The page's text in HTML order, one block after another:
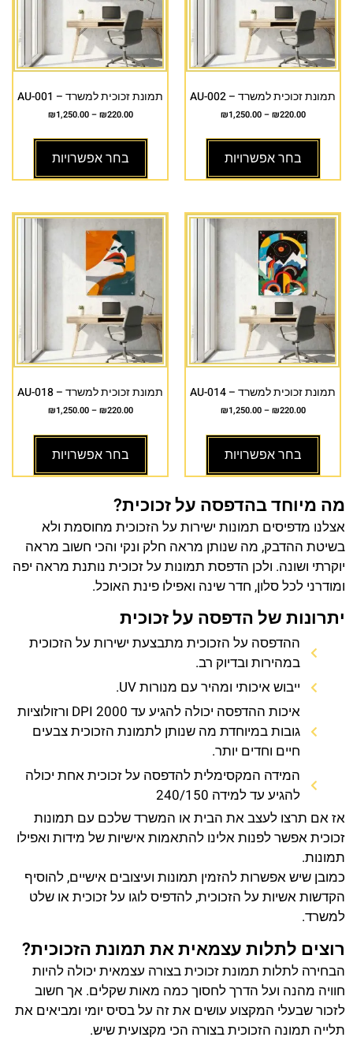
תמונת זכוכית למשרד – AU-002
₪220.00
–
₪1,250.00
בחר אפשרויות
תמונת זכוכית למשרד – AU-001
₪220.00
–
₪1,250.00
בחר אפשרויות
תמונת זכוכית למשרד – AU-014
₪220.00
–
₪1,250.00
בחר אפשרויות
תמונת זכוכית למשרד – AU-018
₪220.00
–
₪1,250.00
בחר אפשרויות
מה מיוחד בהדפסה על זכוכית?
אצלנו מדפיסים תמונות ישירות על הזכוכית מחוסמת ולא
בשיטת ההדבק, מה שנותן מראה חלק ונקי והכי חשוב מראה
יוקרתי ושונה. ולכן הדפסת תמונות על זכוכית נותנת מראה יפה
ומודרני לכל סלון, חדר שינה ואפילו פינת האוכל.
יתרונות של הדפסה על זכוכית
ההדפסה על הזכוכית מתבצעת ישירות על הזכוכית
במהירות ובדיוק רב.
ייבוש איכותי ומהיר עם מנורות UV.
איכות ההדפסה יכולה להגיע עד 2000 DPI ורזולוציות
גובות במיוחדת מה שנותן לתמונת הזכוכית צבעים
חיים וחדים יותר.
המידה המקסימלית להדפסה על זכוכית אחת יכולה
להגיע עד למידה 240/150
אז אם תרצו לעצב את הבית או המשרד שלכם עם תמונות
זכוכית אפשר לפנות אלינו להתאמות אישיות של מידות ואפילו
תמונות.
כמובן שיש אפשרות להזמין תמונות ועיצובים אישיים, להוסיף
הקדשות אשיות על הזכוכית, להדפיס לוגו על זכוכית או שלט
למשרד.
רוצים לתלות עצמאית את תמונת הזכוכית?
הבחירה לתלות תמונת זכוכית בצורה עצמאית יכולה להיות
חוויה מהנה ועל הדרך לחסוך כמה מאות שקלים. אך חשוב
לזכור שבעלי המקצוע עושים את זה על בסיס יומי ומביאים את
תלייה תמונה הזכוכית בצורה הכי מקצועית שיש.